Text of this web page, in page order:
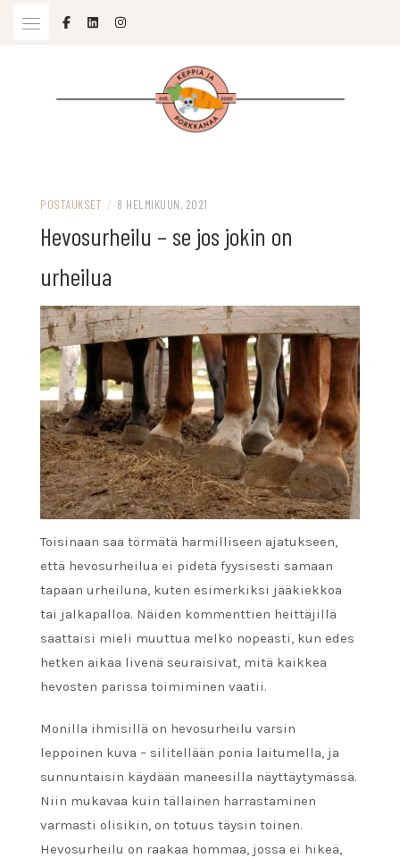
POSTAUKSET / 8 HELMIKUUN, 2021
Hevosurheilu – se jos jokin on
urheilua
Toisinaan saa törmätä harmilliseen ajatukseen,
että hevosurheilua ei pidetä fyysisesti samaan
tapaan urheiluna, kuten esimerkiksi jääkiekkoa
tai jalkapalloa. Näiden kommenttien heittäjillä
saattaisi mieli muuttua melko nopeasti, kun edes
hetken aikaa livenä seuraisivat, mitä kaikkea
hevosten parissa toimiminen vaatii.
Monilla ihmisillä on hevosurheilu varsin
leppoinen kuva – silitellään ponia laitumella, ja
sunnuntaisin käydään maneesilla näyttäytymässä.
Niin mukavaa kuin tällainen harrastaminen
varmasti olisikin, on totuus täysin toinen.
Hevosurheilu on raakaa hommaa, jossa ei hikeä,